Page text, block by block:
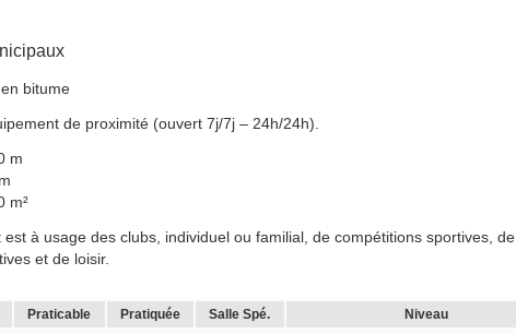
bitume
de proximité (ouvert 7j/7j – 24h/24h).
m
m²
à usage des clubs, individuel ou familial, de compétitions sportives, de
et de loisir.
Praticable Pratiquée Salle Spé.
Niveau